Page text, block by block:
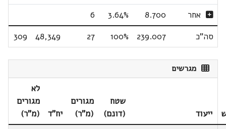
אחר 8.700
3.64%
6
סה"כ
239.007
100%
27
48,349
309
מגרשים
ייעוד
שטח
(דונם)
מגורים
(מ"ר)
יח"ד
לא
מגורים
(מ"ר)